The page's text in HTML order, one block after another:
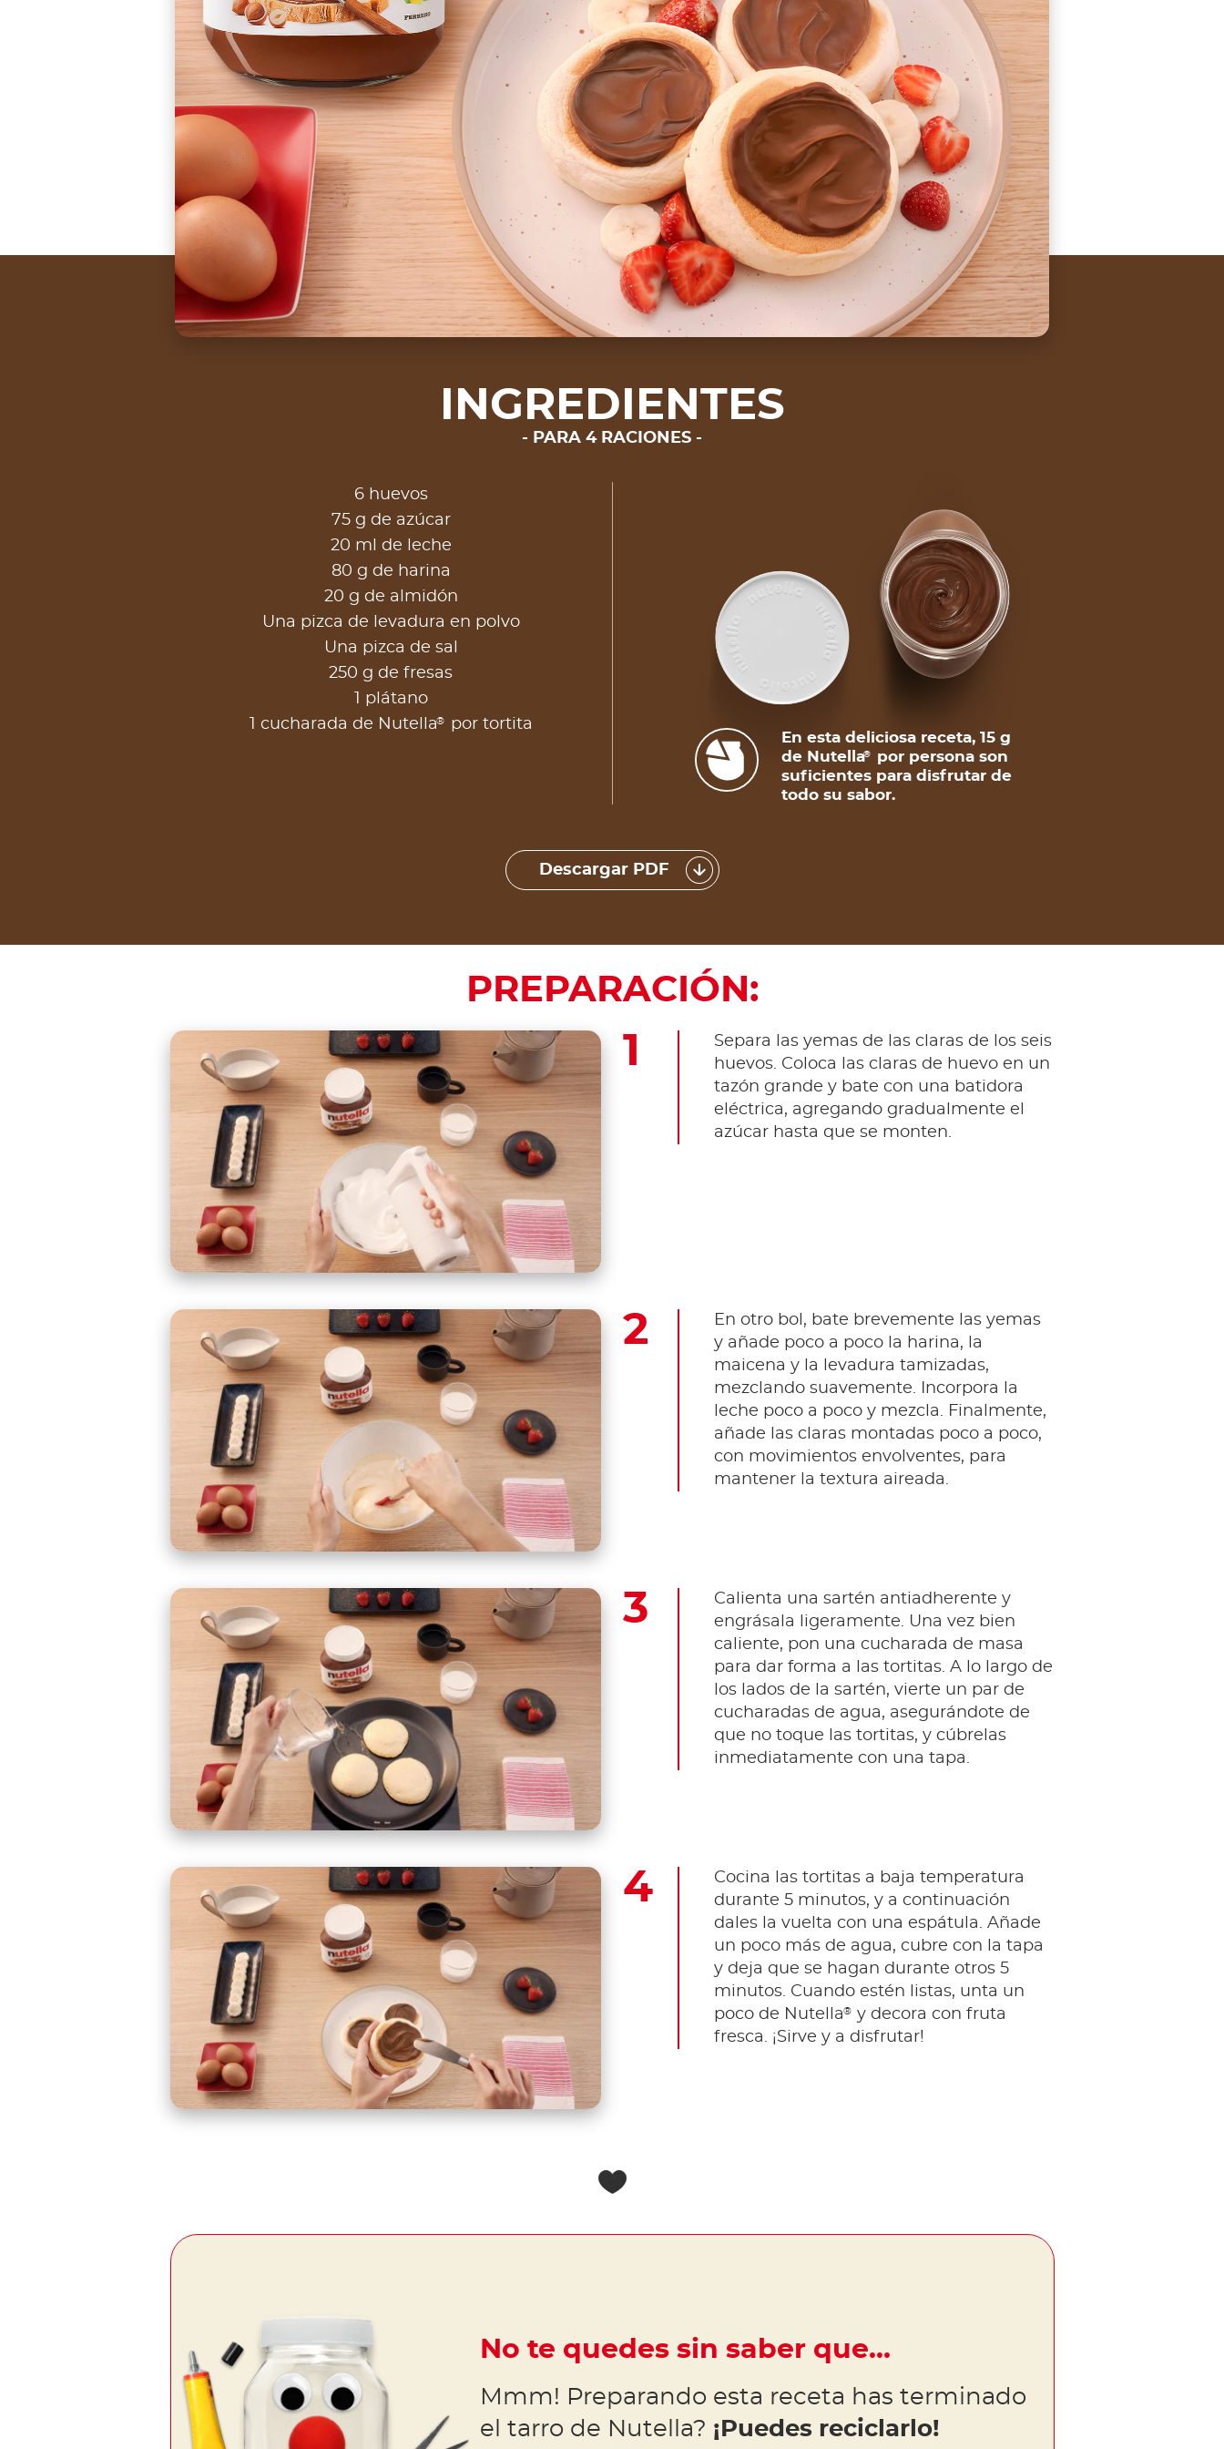
INGREDIENTES
PARA 4 RACIONES
6 huevos
75 g de azúcar
20 ml de leche
80 g de harina
20 g de almidón
Una pizca de levadura en polvo
Una pizca de sal
250 g de fresas
1 plátano
1 cucharada de Nutella® por tortita
En esta deliciosa receta, 15 g
de Nutella®
por persona son
suficientes para disfrutar de
todo su sabor.
Descargar PDF
PREPARACIÓN:
Separa las yemas de las claras de los seis
huevos. Coloca las claras de huevo en un
tazón grande y bate con una batidora
eléctrica, agregando gradualmente el
azúcar hasta que se monten.
En otro bol, bate brevemente las yemas
y añade poco a poco la harina, la
maicena y la levadura tamizadas,
mezclando suavemente. Incorpora la
leche poco a poco y mezcla. Finalmente,
añade las claras montadas poco a poco,
con movimientos envolventes, para
mantener la textura aireada.
Calienta una sartén antiadherente y
engrásala ligeramente. Una vez bien
caliente, pon una cucharada de masa
para dar forma a las tortitas. A lo largo de
los lados de la sartén, vierte un par de
cucharadas de agua, asegurándote de
que no toque las tortitas, y cúbrelas
inmediatamente con una tapa.
Cocina las tortitas a baja temperatura
durante 5 minutos, y a continuación
dales la vuelta con una espátula. Añade
un poco más de agua, cubre con la tapa
y deja que se hagan durante otros 5
minutos. Cuando estén listas, unta un
poco de Nutella® y decora con fruta
fresca. ¡Sirve y a disfrutar!
No te quedes sin saber que…
Mmm! Preparando esta receta has terminado
el tarro de Nutella? ¡Puedes reciclarlo!